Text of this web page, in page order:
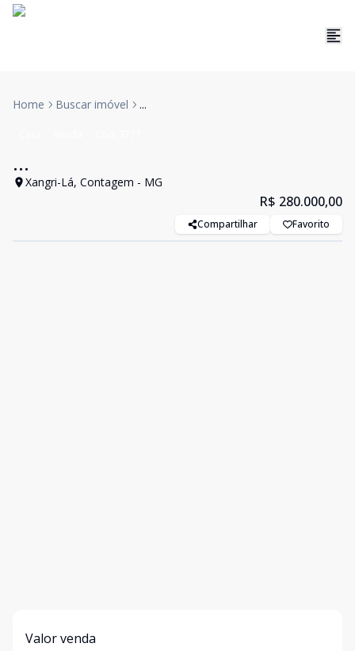
Home Buscar imóvel ...
...
Xangri-Lá, Contagem - MG
R$ 280.000,00
Compartilhar Favorito
Valor venda